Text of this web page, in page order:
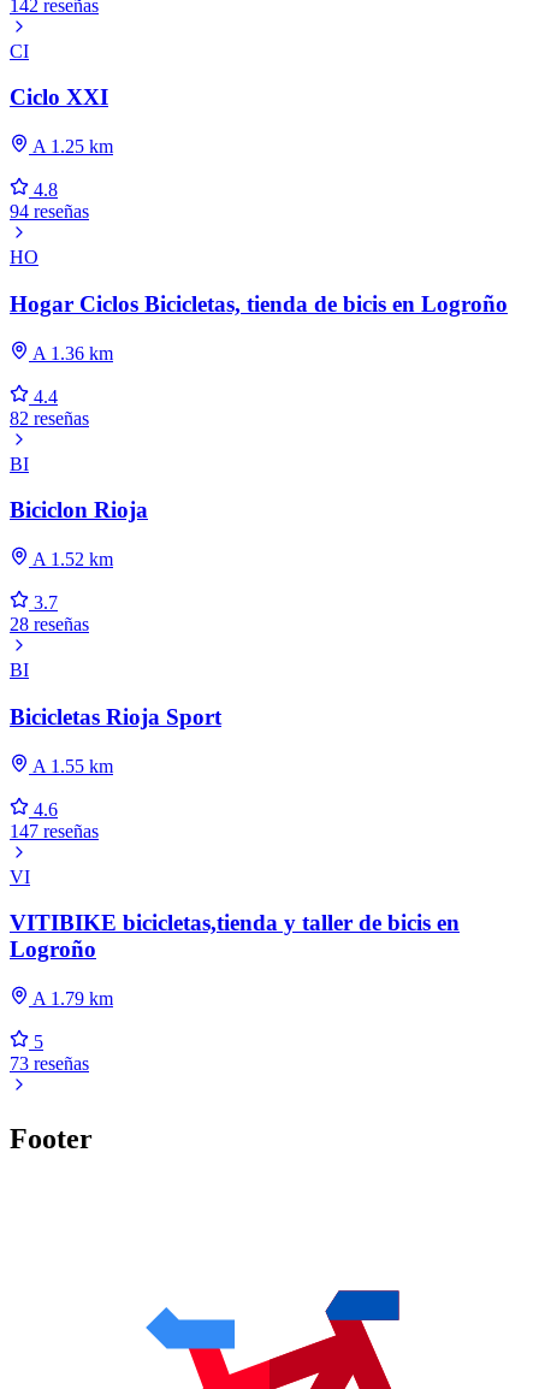
142 reseñas
CI
Ciclo XXI
A 1.25 km
4.8
94 reseñas
HO
Hogar Ciclos Bicicletas, tienda de bicis en Logroño
A 1.36 km
4.4
82 reseñas
BI
Biciclon Rioja
A 1.52 km
3.7
28 reseñas
BI
Bicicletas Rioja Sport
A 1.55 km
4.6
147 reseñas
VI
VITIBIKE bicicletas,tienda y taller de bicis en
Logroño
A 1.79 km
5
73 reseñas
Footer